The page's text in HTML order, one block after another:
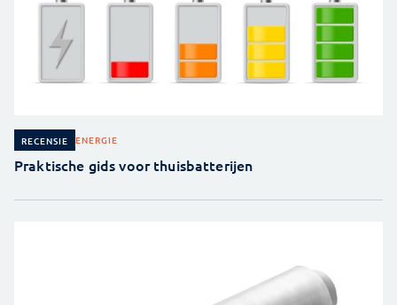
RECENSIE ENERGIE
Praktische gids voor thuisbatterijen